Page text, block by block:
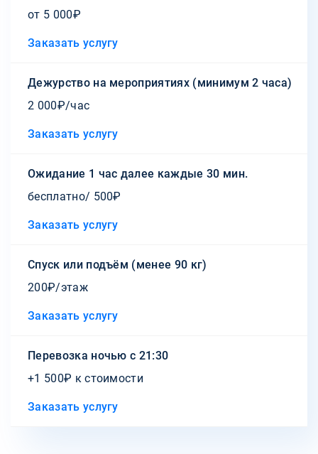
от 5 000₽
Заказать услугу
Дежурство на мероприятиях (минимум 2 часа)
2 000₽/час
Заказать услугу
Ожидание 1 час далее каждые 30 мин.
бесплатно/ 500₽
Заказать услугу
Спуск или подъём (менее 90 кг)
200₽/этаж
Заказать услугу
Перевозка ночью с 21:30
+1 500₽ к стоимости
Заказать услугу